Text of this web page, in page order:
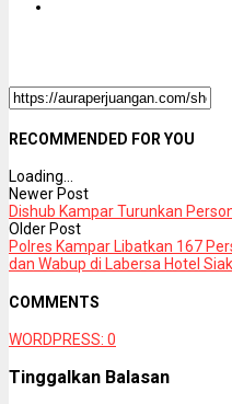
RECOMMENDED FOR YOU
Loading...
Newer Post
Dishub Kampar Turunkan
Older Post
Polres Kampar Libatkan 167
dan Wabup di Labersa Hotel
COMMENTS
WORDPRESS: 0
Tinggalkan Balasan